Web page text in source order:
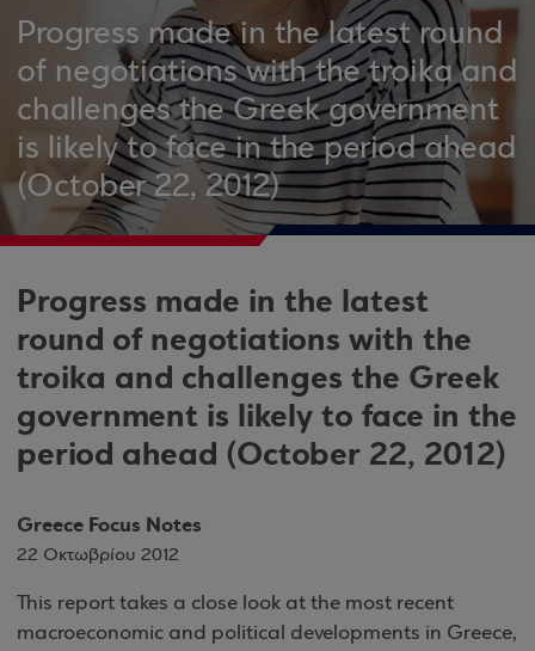
Progress made in the latest round
of negotiations with the troika and
challenges the Greek government
is likely to face in the period ahead
(October 22, 2012)
Progress made in the latest
round of negotiations with the
troika and challenges the Greek
government is likely to face in the
period ahead (October 22, 2012)
Greece Focus Notes
22 Οκτωβρίου 2012
This report takes a close look at the most recent
macroeconomic and political developments in Greece,